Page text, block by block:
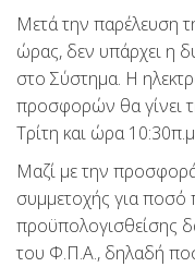
Μετά την παρέλευση
ώρας, δεν υπάρχει η
στο Σύστημα. Η
προσφορών θα γίνει
Τρίτη και ώρα
Μαζί με την προσφορά
συμμετοχής για ποσό
προϋπολογισθείσης
του Φ.Π.Α., δηλαδή